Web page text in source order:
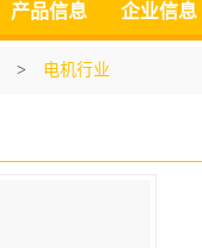
产品信息 企业信息
> 电机行业